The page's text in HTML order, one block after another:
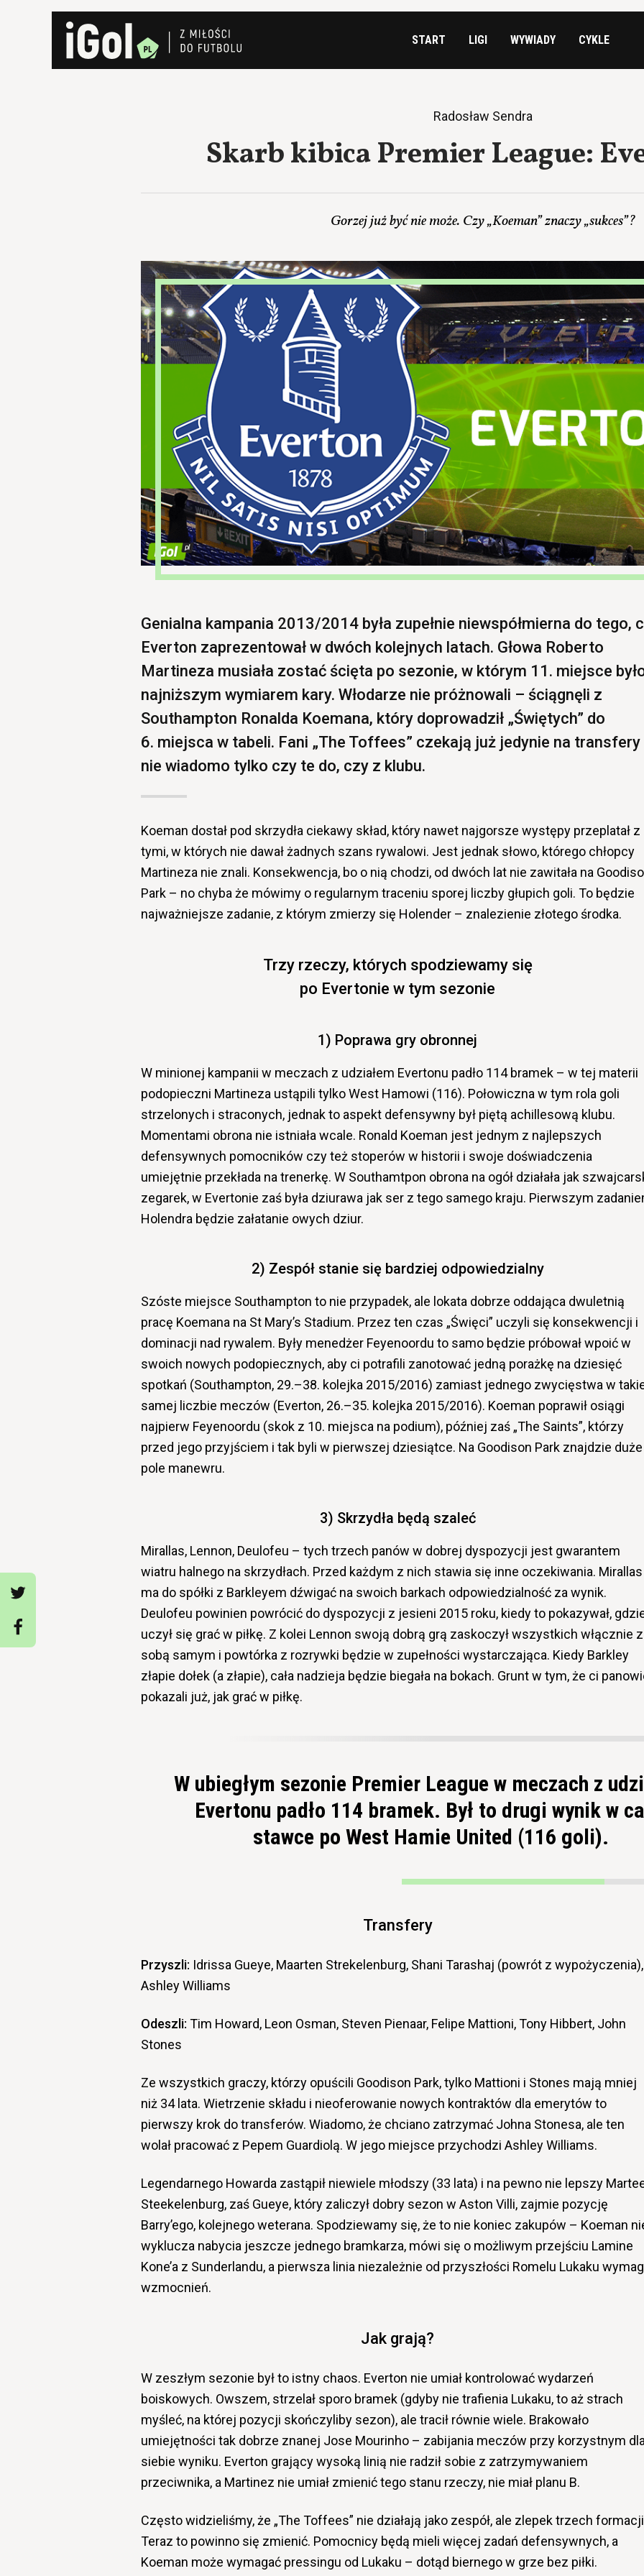
START LIGI WYWIADY CYKLE
Radosław Sendra
Skarb kibica Premier League:
Gorzej już być nie może. Czy „Koeman” znaczy „sukces”?
Genialna kampania 2013/2014 była zupełnie niewspółmierna do tego,
Everton zaprezentował w dwóch kolejnych latach. Głowa Roberto
Martineza musiała zostać ścięta po sezonie, w którym 11. miejsce
najniższym wymiarem kary. Włodarze nie próżnowali – ściągnęli z
Southampton Ronalda Koemana, który doprowadził „Świętych” do
6. miejsca w tabeli. Fani „The Toffees” czekają już jedynie na
nie wiadomo tylko czy te do, czy z klubu.
Koeman dostał pod skrzydła ciekawy skład, który nawet najgorsze występy przeplatał z
tymi, w których nie dawał żadnych szans rywalowi. Jest jednak słowo, którego chłopcy
Martineza nie znali. Konsekwencja, bo o nią chodzi, od dwóch lat nie zawitała na
Park – no chyba że mówimy o regularnym traceniu sporej liczby głupich goli. To będzie
najważniejsze zadanie, z którym zmierzy się Holender – znalezienie złotego środka.
Trzy rzeczy, których spodziewamy się
po Evertonie w tym sezonie
1) Poprawa gry obronnej
W minionej kampanii w meczach z udziałem Evertonu padło 114 bramek – w tej materii
podopieczni Martineza ustąpili tylko West Hamowi (116). Połowiczna w tym rola goli
strzelonych i straconych, jednak to aspekt defensywny był piętą achillesową klubu.
Momentami obrona nie istniała wcale. Ronald Koeman jest jednym z najlepszych
defensywnych pomocników czy też stoperów w historii i swoje doświadczenia
umiejętnie przekłada na trenerkę. W Southamtpon obrona na ogół działała jak
zegarek, w Evertonie zaś była dziurawa jak ser z tego samego kraju. Pierwszym
Holendra będzie załatanie owych dziur.
2) Zespół stanie się bardziej odpowiedzialny
Szóste miejsce Southampton to nie przypadek, ale lokata dobrze oddająca dwuletnią
pracę Koemana na St Mary’s Stadium. Przez ten czas „Święci” uczyli się konsekwencji i
dominacji nad rywalem. Były menedżer Feyenoordu to samo będzie próbował wpoić w
swoich nowych podopiecznych, aby ci potrafili zanotować jedną porażkę na dziesięć
spotkań (Southampton, 29.–38. kolejka 2015/2016) zamiast jednego zwycięstwa w
samej liczbie meczów (Everton, 26.–35. kolejka 2015/2016). Koeman poprawił osiągi
najpierw Feyenoordu (skok z 10. miejsca na podium), później zaś „The Saints”, którzy
przed jego przyjściem i tak byli w pierwszej dziesiątce. Na Goodison Park znajdzie duże
pole manewru.
3) Skrzydła będą szaleć
Mirallas, Lennon, Deulofeu – tych trzech panów w dobrej dyspozycji jest gwarantem
wiatru halnego na skrzydłach. Przed każdym z nich stawia się inne oczekiwania. Mirallas
ma do spółki z Barkleyem dźwigać na swoich barkach odpowiedzialność za wynik.
Deulofeu powinien powrócić do dyspozycji z jesieni 2015 roku, kiedy to pokazywał,
uczył się grać w piłkę. Z kolei Lennon swoją dobrą grą zaskoczył wszystkich włącznie
sobą samym i powtórka z rozrywki będzie w zupełności wystarczająca. Kiedy Barkley
złapie dołek (a złapie), cała nadzieja będzie biegała na bokach. Grunt w tym, że ci
pokazali już, jak grać w piłkę.
W ubiegłym sezonie Premier League w meczach z
Evertonu padło 114 bramek. Był to drugi wynik w
stawce po West Hamie United (116 goli).
Transfery
Przyszli: Idrissa Gueye, Maarten Strekelenburg, Shani Tarashaj (powrót z wypożyczenia),
Ashley Williams
Odeszli: Tim Howard, Leon Osman, Steven Pienaar, Felipe Mattioni, Tony Hibbert, John
Stones
Ze wszystkich graczy, którzy opuścili Goodison Park, tylko Mattioni i Stones mają mniej
niż 34 lata. Wietrzenie składu i nieoferowanie nowych kontraktów dla emerytów to
pierwszy krok do transferów. Wiadomo, że chciano zatrzymać Johna Stonesa, ale ten
wolał pracować z Pepem Guardiolą. W jego miejsce przychodzi Ashley Williams.
Legendarnego Howarda zastąpił niewiele młodszy (33 lata) i na pewno nie lepszy
Steekelenburg, zaś Gueye, który zaliczył dobry sezon w Aston Villi, zajmie pozycję
Barry’ego, kolejnego weterana. Spodziewamy się, że to nie koniec zakupów – Koeman
wyklucza nabycia jeszcze jednego bramkarza, mówi się o możliwym przejściu Lamine
Kone’a z Sunderlandu, a pierwsza linia niezależnie od przyszłości Romelu Lukaku
wzmocnień.
Jak grają?
W zeszłym sezonie był to istny chaos. Everton nie umiał kontrolować wydarzeń
boiskowych. Owszem, strzelał sporo bramek (gdyby nie trafienia Lukaku, to aż strach
myśleć, na której pozycji skończyliby sezon), ale tracił równie wiele. Brakowało
umiejętności tak dobrze znanej Jose Mourinho – zabijania meczów przy korzystnym
siebie wyniku. Everton grający wysoką linią nie radził sobie z zatrzymywaniem
przeciwnika, a Martinez nie umiał zmienić tego stanu rzeczy, nie miał planu B.
Często widzieliśmy, że „The Toffees” nie działają jako zespół, ale zlepek trzech
Teraz to powinno się zmienić. Pomocnicy będą mieli więcej zadań defensywnych, a
Koeman może wymagać pressingu od Lukaku – dotąd biernego w grze bez piłki.